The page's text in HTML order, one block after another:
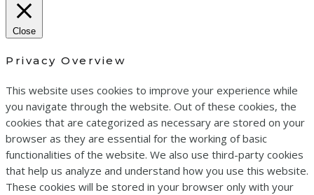
Close
Privacy Overview
This website uses cookies to improve your experience while
you navigate through the website. Out of these cookies, the
cookies that are categorized as necessary are stored on your
browser as they are essential for the working of basic
functionalities of the website. We also use third-party cookies
that help us analyze and understand how you use this website.
These cookies will be stored in your browser only with your